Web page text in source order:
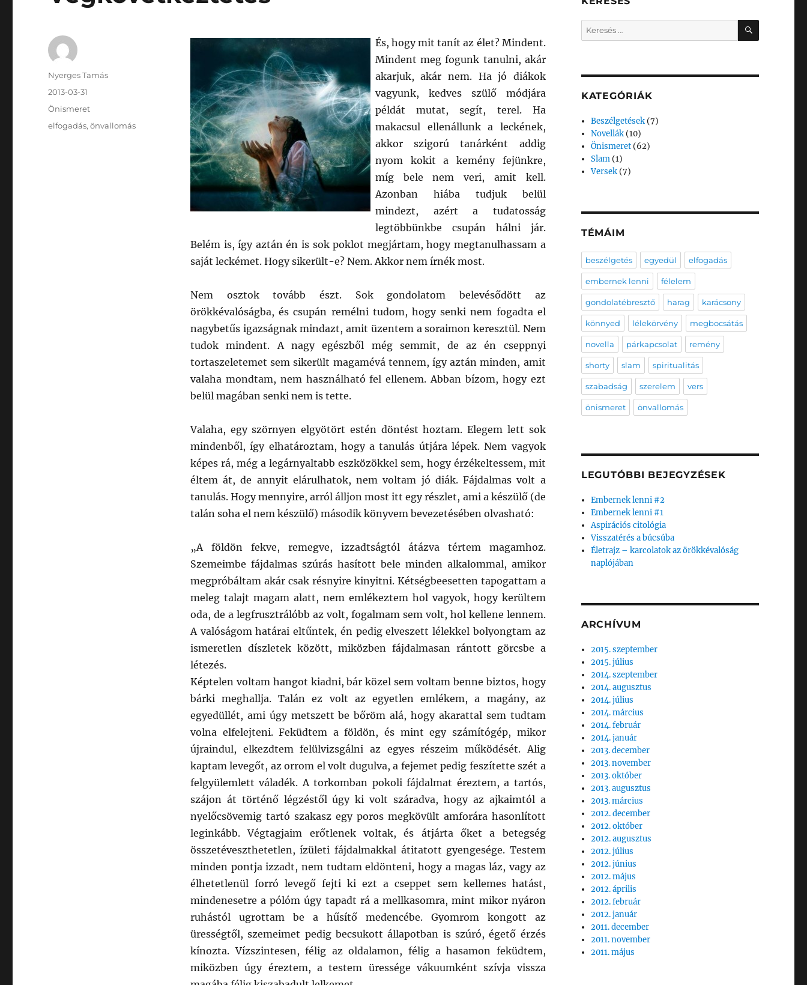
És, hogy mit tanít az élet? Mindent.
Mindent meg fogunk tanulni, akár
akarjuk, akár nem. Ha jó diákok
vagyunk, kedves szülő módjára
példát mutat, segít, terel. Ha
makacsul ellenállunk a leckének,
akkor szigorú tanárként addig
nyom kokit a kemény fejünkre,
míg bele nem veri, amit kell.
Azonban hiába tudjuk belül
mindezt, azért a tudatosság
legtöbbünkbe csupán hálni jár.
Belém is, így aztán én is sok poklot megjártam, hogy megtanulhassam a
saját leckémet. Hogy sikerült-e? Nem. Akkor nem írnék most.
Nem osztok tovább észt. Sok gondolatom belevésődött az
örökkévalóságba, és csupán remélni tudom, hogy senki nem fogadta el
nagybetűs igazságnak mindazt, amit üzentem a soraimon keresztül. Nem
tudok mindent. A nagy egészből még semmit, de az én cseppnyi
tortaszeletemet sem sikerült magamévá tennem, így aztán minden, amit
valaha mondtam, nem használható fel ellenem. Abban bízom, hogy ezt
belül magában senki nem is tette.
Valaha, egy szörnyen elgyötört estén döntést hoztam. Elegem lett sok
mindenből, így elhatároztam, hogy a tanulás útjára lépek. Nem vagyok
képes rá, még a legárnyaltabb eszközökkel sem, hogy érzékeltessem, mit
éltem át, de annyit elárulhatok, nem voltam jó diák. Fájdalmas volt a
tanulás. Hogy mennyire, arról álljon most itt egy részlet, ami a készülő (de
talán soha el nem készülő) második könyvem bevezetésében olvasható:
„A földön fekve, remegve, izzadtságtól átázva tértem magamhoz.
Szemeimbe fájdalmas szúrás hasított bele minden alkalommal, amikor
megpróbáltam akár csak résnyire kinyitni. Kétségbeesetten tapogattam a
meleg talajt magam alatt, nem emlékeztem hol vagyok, hogy kerültem
oda, de a legfrusztrálóbb az volt, fogalmam sem volt, hol kellene lennem.
A valóságom határai eltűntek, én pedig elveszett lélekkel bolyongtam az
ismeretlen díszletek között, miközben fájdalmasan rántott görcsbe a
létezés.
Képtelen voltam hangot kiadni, bár közel sem voltam benne biztos, hogy
bárki meghallja. Talán ez volt az egyetlen emlékem, a magány, az
egyedüllét, ami úgy metszett be bőröm alá, hogy akarattal sem tudtam
volna elfelejteni. Feküdtem a földön, és mint egy számítógép, mikor
újraindul, elkezdtem felülvizsgálni az egyes részeim működését. Alig
kaptam levegőt, az orrom el volt dugulva, a fejemet pedig feszítette szét a
felgyülemlett váladék. A torkomban pokoli fájdalmat éreztem, a tartós,
szájon át történő légzéstől úgy ki volt száradva, hogy az ajkaimtól a
nyelőcsövemig tartó szakasz egy poros megkövült amforára hasonlított
leginkább. Végtagjaim erőtlenek voltak, és átjárta őket a betegség
összetéveszthetetlen, ízületi fájdalmakkal átitatott gyengesége. Testem
minden pontja izzadt, nem tudtam eldönteni, hogy a magas láz, vagy az
élhetetlenül forró levegő fejti ki ezt a cseppet sem kellemes hatást,
mindenesetre a pólóm úgy tapadt rá a mellkasomra, mint mikor nyáron
ruhástól ugrottam be a hűsítő medencébe. Gyomrom kongott az
ürességtől, szemeimet pedig becsukott állapotban is szúró, égető érzés
kínozta. Vízszintesen, félig az oldalamon, félig a hasamon feküdtem,
miközben úgy éreztem, a testem üressége vákuumként szívja vissza
Szerző
Nyerges Tamás
Közzétéve
2013-03-31
Kategória
Önismeret
Címke
elfogadás,önvallomás
Keresés
a
KERESÉS
KATEGÓRIÁK
Beszélgetések (7)
Novellák (10)
Önismeret (62)
Slam (1)
Versek (7)
TÉMÁIM
beszélgetés egyedül elfogadás
embernek lenni félelem
gondolatébresztő harag karácsony
könnyed lélekörvény megbocsátás
novella párkapcsolat remény
shorty slam spiritualitás
szabadság szerelem vers
önismeret önvallomás
LEGUTÓBBI BEJEGYZÉSEK
Embernek lenni #2
Embernek lenni #1
Aspirációs citológia
Visszatérés a búcsúba
Életrajz – karcolatok az örökkévalóság
naplójában
ARCHÍVUM
2015. szeptember
2015. július
2014. szeptember
2014. augusztus
2014. július
2014. március
2014. február
2014. január
2013. december
2013. november
2013. október
2013. augusztus
2013. március
2012. december
2012. október
2012. augusztus
2012. július
2012. június
2012. május
2012. április
2012. február
2012. január
2011. december
2011. november
2011. május